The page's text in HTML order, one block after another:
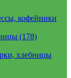
кофейники
(178)
хлебницы